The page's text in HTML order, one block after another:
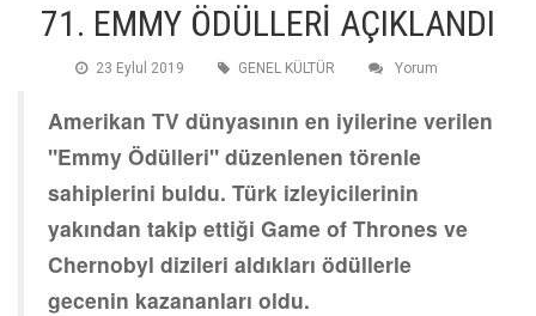
71. EMMY ÖDÜLLERİ AÇIKLANDI
23 Eylul 2019 GENEL KÜLTÜR Yorum
Amerikan TV dünyasının en iyilerine verilen
"Emmy Ödülleri" düzenlenen törenle
sahiplerini buldu. Türk izleyicilerinin
yakından takip ettiği Game of Thrones ve
Chernobyl dizileri aldıkları ödüllerle
gecenin kazananları oldu.